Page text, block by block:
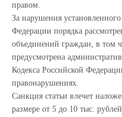
правом.
За нарушения
Федерации порядка
объединений граждан, в том
предусмотрена
Кодекса Российской
правонарушениях.
Санкция статьи влечет
размере от 5 до 10 тыс.